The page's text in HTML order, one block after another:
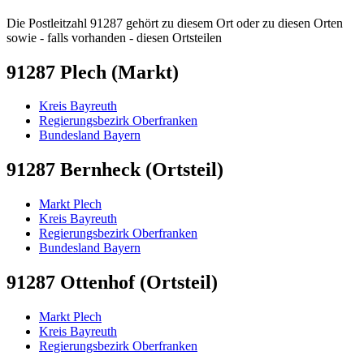
Die Postleitzahl 91287 gehört zu diesem Ort oder zu diesen Orten
sowie - falls vorhanden - diesen Ortsteilen
91287 Plech (Markt)
Kreis Bayreuth
Regierungsbezirk Oberfranken
Bundesland Bayern
91287 Bernheck (Ortsteil)
Markt Plech
Kreis Bayreuth
Regierungsbezirk Oberfranken
Bundesland Bayern
91287 Ottenhof (Ortsteil)
Markt Plech
Kreis Bayreuth
Regierungsbezirk Oberfranken